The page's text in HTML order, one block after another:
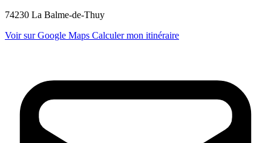
74230 La Balme-de-Thuy
Voir sur Google Maps Calculer mon itinéraire